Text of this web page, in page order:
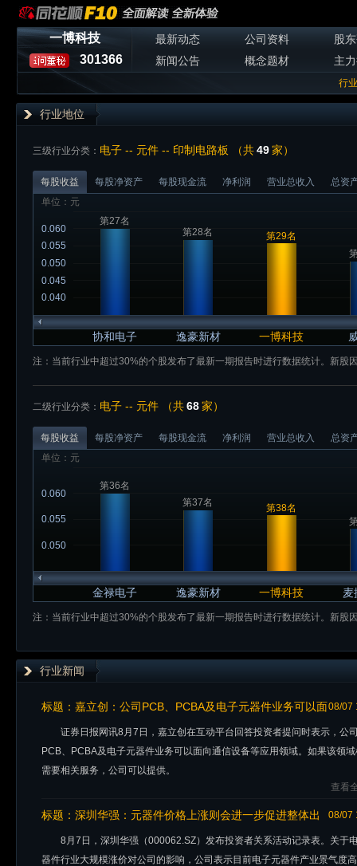
一博科技
301366
最新动态 公司资料
股
新闻公告
概念题材 主
行
行业地位
三级行业分类： 电子 -- 元件 -- 印制电路板 （共49家）
每股收益 每股净资产 每股现金流 净利润 营业总收入
总资
单位：元
协和电子 逸豪新材 一博科技
0.040
0.045
0.050
0.055
0.060
第27名
第28名
第29名
注：当前行业中超过30%的个股发布了最新一期报告时进行数据统计。新股
二级行业分类： 电子 -- 元件 （共68家）
每股收益 每股净资产 每股现金流 净利润 营业总收入
总资
单位：元
金禄电子 逸豪新材 一博科技 麦
0.050
0.055
0.060
第36名
第37名
第38名
注：当前行业中超过30%的个股发布了最新一期报告时进行数据统计。新股
行业新闻
08/07
标题： 嘉立创：公司PCB、PCBA及电子元器件业务可以面
证券日报网讯8月7日，嘉立创在互动平台回答投资者提问时表示，公
PCB、PCBA及电子元器件业务可以面向通信设备等应用领域。如果该领
需要相关服务，公司可以提供。
查看
08/07
标题： 深圳华强：元器件价格上涨则会进一步促进整体出
8月7日，深圳华强（000062.SZ）发布投资者关系活动记录表。关于
器件行业大规模涨价对公司的影响，公司表示目前电子元器件产业景气度